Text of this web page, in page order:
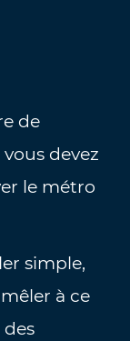
de
devez
le métro
simple,
à ce